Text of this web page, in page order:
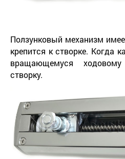
Ползунковый механизм
крепится к створке. Когда
вращающемуся
створку.